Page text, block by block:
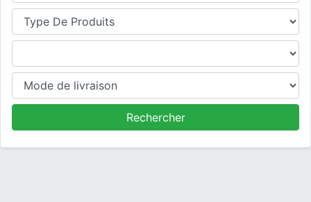
Où cherchez-vous un producteur ?
Type de produits
Produits
Mode de livraison
Rechercher